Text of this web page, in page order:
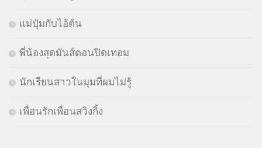
แม่ปุ๋มกับไอ้ต้น
พี่น้องสุดมันส์ตอนปิดเทอม
นักเรียนสาวในมุมที่ผมไม่รู้
เพื่อนรักเพื่อนสวิงกิ้ง